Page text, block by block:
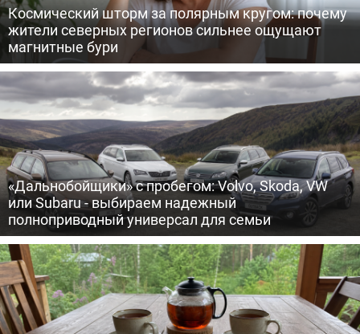
Космический шторм за полярным кругом: почему
жители северных регионов сильнее ощущают
магнитные бури
«Дальнобойщики» с пробегом: Volvo, Skoda, VW
или Subaru - выбираем надежный
полноприводный универсал для семьи